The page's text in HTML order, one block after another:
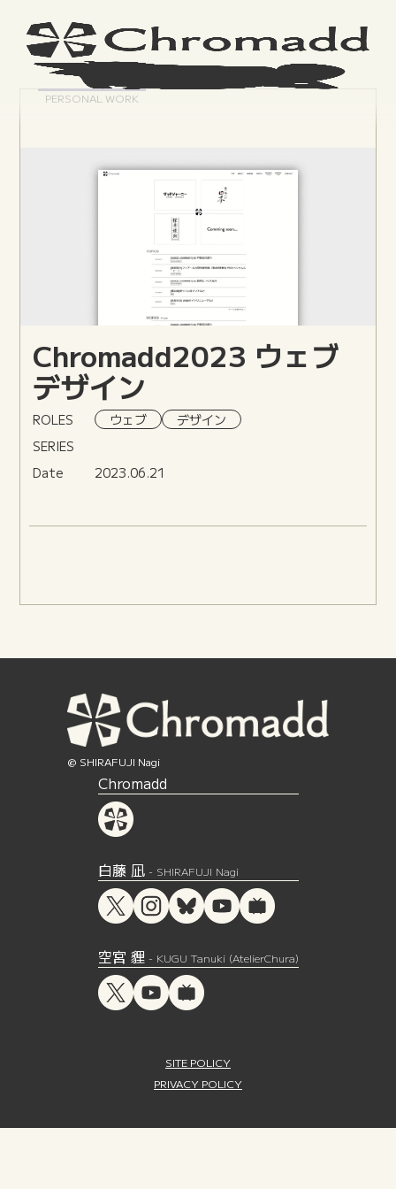
PERSONAL WORK
Chromadd2023 ウェブ
デザイン
ROLES ウェブ
デザイン
SERIES
Date
2023.06.21
@ SHIRAFUJI Nagi
Chromadd
白藤 凪- SHIRAFUJI Nagi
空宮 貍- KUGU Tanuki (AtelierChura)
SITE POLICY
PRIVACY POLICY